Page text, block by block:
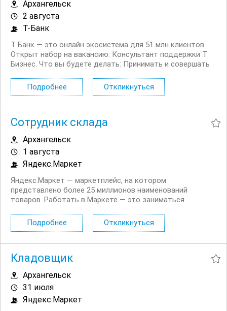
Архангельск
2 августа
Т-Банк
Т Банк — это онлайн экосистема для 51 млн клиентов.
Открыт набор на вакансию: Консультант поддержки Т
Бизнес. Что вы будете делать: Принимать и совершать
вопросы, связанные как с продуктами компании, так и с
внешними факторами: гос....
Подробнее Откликнуться
Сотрудник склада
Архангельск
1 августа
Яндекс.Маркет
Яндекс.Маркет — маркетплейс, на котором
представлено более 25 миллионов наименований
товаров. Работать в Маркете — это заниматься
высокоскоростными людьми, быстро реагировать на
изменения и помогать друг другу. Приглашаем
Подробнее Откликнуться
Кладовщик
Архангельск
31 июля
Яндекс.Маркет